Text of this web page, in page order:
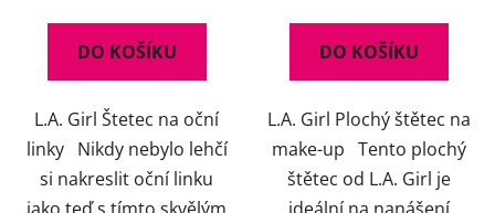
DO KOŠÍKU
L.A. Girl Štetec na oční
linky Nikdy nebylo lehčí
si nakreslit oční linku
DO KOŠÍKU
L.A. Girl Plochý štětec na
make-up Tento plochý
štětec od L.A. Girl je